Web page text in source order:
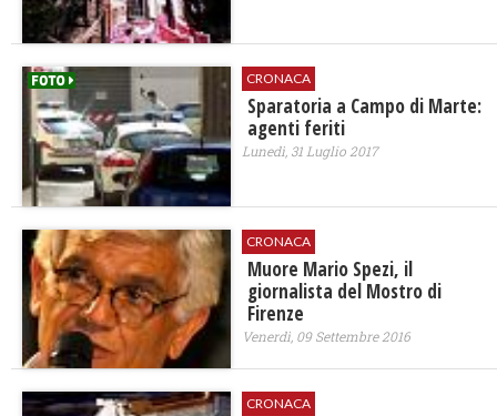
CRONACA
Sparatoria a Campo di Marte:
agenti feriti
Lunedì, 31 Luglio 2017
CRONACA
Muore Mario Spezi, il
giornalista del Mostro di
Firenze
Venerdì, 09 Settembre 2016
CRONACA